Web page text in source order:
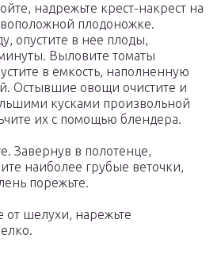
надрежьте крест-накрест на
плодоножке.
опустите в нее плоды,
Выловите томаты
в емкость, наполненную
Остывшие овощи очистите и
кусками произвольной
их с помощью блендера.
Завернув в полотенце,
наиболее грубые веточки,
порежьте.
от шелухи, нарежьте